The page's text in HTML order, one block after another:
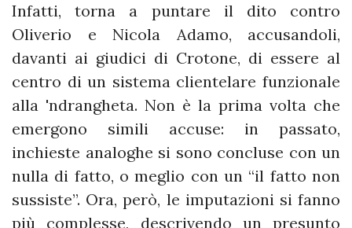
Infatti, torna a puntare il dito contro
Oliverio e Nicola Adamo, accusandoli,
davanti ai giudici di Crotone, di essere al
centro di un sistema clientelare funzionale
alla 'ndrangheta. Non è la prima volta che
emergono simili accuse: in passato,
inchieste analoghe si sono concluse con un
nulla di fatto, o meglio con un “il fatto non
sussiste”. Ora, però, le imputazioni si fanno
più complesse, descrivendo un presunto